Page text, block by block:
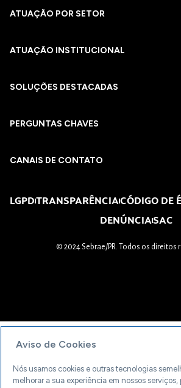
ATUAÇÃO POR SETOR
ATUAÇÃO INSTITUCIONAL
SOLUÇÕES DESTACADAS
PERGUNTAS CHAVES​
CANAIS DE CONTATO
LGPDTRANSPARÊNCIACÓDIGO DE
DENÚNCIASAC
© 2024 Sebrae/PR. Todos os direitos
Aviso de Cookies
Nós usamos cookies e outras tecnologias
melhorar a sua experiência em nossos serviços,